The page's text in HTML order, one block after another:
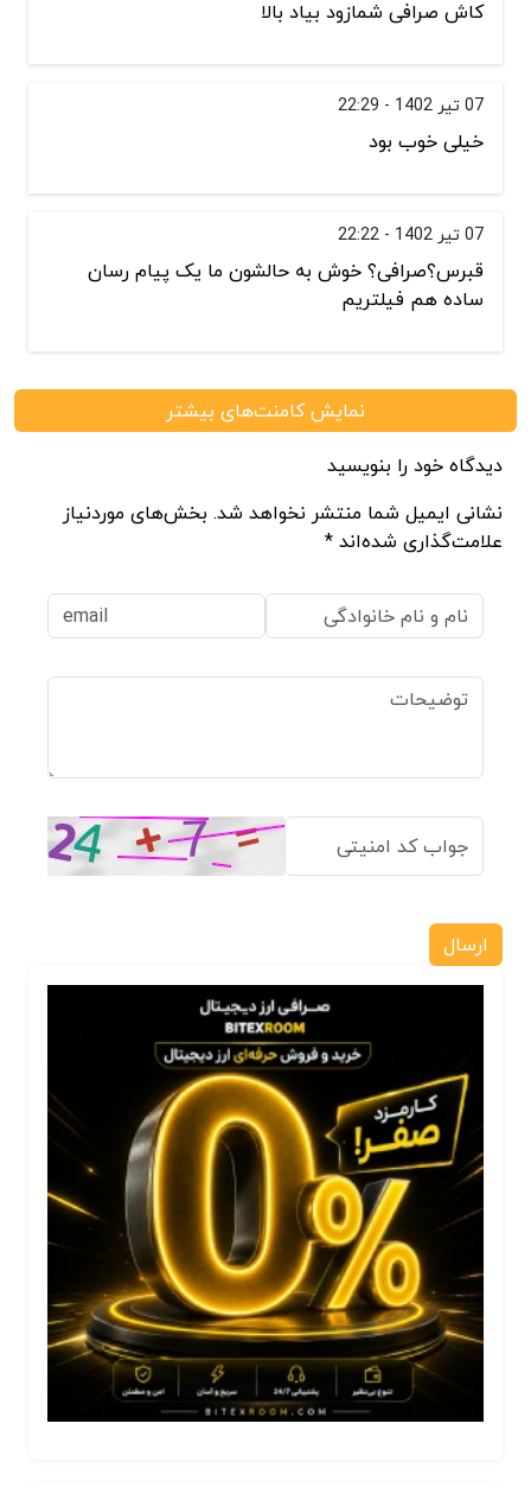
کاش صرافی شمازود بیاد بالا
07 تیر 1402 - 22:29
خیلی خوب بود
07 تیر 1402 - 22:22
قبرس؟صرافی؟ خوش به حالشون ما یک پیام رسان
ساده هم فیلتریم
نمایش کامنت‌های بیشتر
دیدگاه خود را بنویسید
نشانی ایمیل شما منتشر نخواهد شد. بخش‌های موردنیاز
علامت‌گذاری شده‌اند *
ارسال